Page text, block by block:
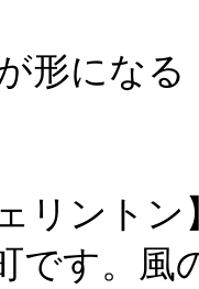
形になる
リントン
す。風